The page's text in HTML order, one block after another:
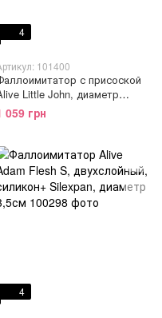
4
101400
с присоской
Little John, диаметр
ПВХ, объемная головка
059 грн
4